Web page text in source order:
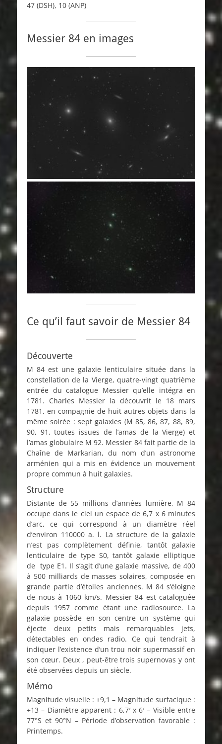
47 (DSH), 10 (ANP)
Messier 84 en images
Ce qu’il faut savoir de Messier 84
Découverte
M 84 est une galaxie lenticulaire située dans la
constellation de la Vierge, quatre-vingt quatrième
entrée du catalogue Messier qu’elle intégra en
1781. Charles Messier la découvrit le 18 mars
1781, en compagnie de huit autres objets dans la
même soirée : sept galaxies (M 85, 86, 87, 88, 89,
90, 91, toutes issues de l’amas de la Vierge) et
l’amas globulaire M 92. Messier 84 fait partie de la
Chaîne de Markarian, du nom d’un astronome
arménien qui a mis en évidence un mouvement
propre commun à huit galaxies.
Structure
Distante de 55 millions d’années lumière, M 84
occupe dans le ciel un espace de 6,7 x 6 minutes
d’arc, ce qui correspond à un diamètre réel
d’environ 110000 a. l. La structure de la galaxie
n’est pas complètement définie, tantôt galaxie
lenticulaire de type S0, tantôt galaxie elliptique
de type E1. Il s’agit d’une galaxie massive, de 400
à 500 milliards de masses solaires, composée en
grande partie d’étoiles anciennes. M 84 s’éloigne
de nous à 1060 km/s. Messier 84 est cataloguée
depuis 1957 comme étant une radiosource. La
galaxie possède en son centre un système qui
éjecte deux petits mais remarquables jets,
détectables en ondes radio. Ce qui tendrait à
indiquer l’existence d’un trou noir supermassif en
son cœur. Deux , peut-être trois supernovas y ont
été observées depuis un siècle.
Mémo
Magnitude visuelle : +9,1 – Magnitude surfacique :
+13 – Diamètre apparent : 6,7′ x 6′ – Visible entre
77°S et 90°N – Période d’observation favorable :
Printemps.